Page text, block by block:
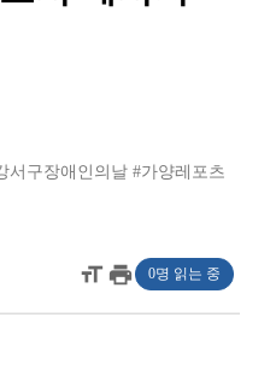
서구장애인의날 #가양레포츠
format_sizeprint 0명 읽는 중